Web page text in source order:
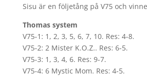
Sisu är en följetång på V75 och
Thomas system
V75-1: 1, 2, 3, 5, 6, 7, 10. Res: 4-8.
V75-2: 2 Mister K.O.Z.. Res: 6-5.
V75-3: 1, 3, 4, 6. Res: 9-7.
V75-4: 6 Mystic Mom. Res: 4-5.